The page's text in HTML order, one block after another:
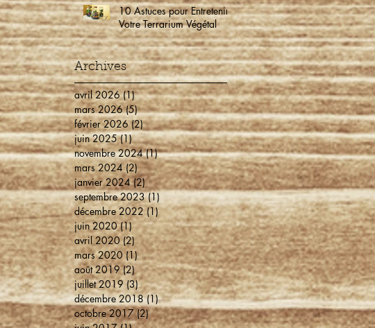
10 Astuces pour Entretenir
Votre Terrarium Végétal
Archives
avril 2026 (1)1 post
mars 2026 (5)5 posts
février 2026 (2)2 posts
juin 2025 (1)1 post
novembre 2024 (1)1 post
mars 2024 (2)2 posts
janvier 2024 (2)2 posts
septembre 2023 (1) 1 post
décembre 2022 (1) 1 post
juin 2020 (1)1 post
avril 2020 (2)2 posts
mars 2020 (1)1 post
août 2019 (2)2 posts
juillet 2019 (3)3 posts
décembre 2018 (1)1 post
octobre 2017 (2)2 posts